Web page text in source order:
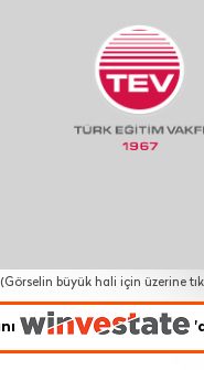
(Görselin büyük hali için üzerine